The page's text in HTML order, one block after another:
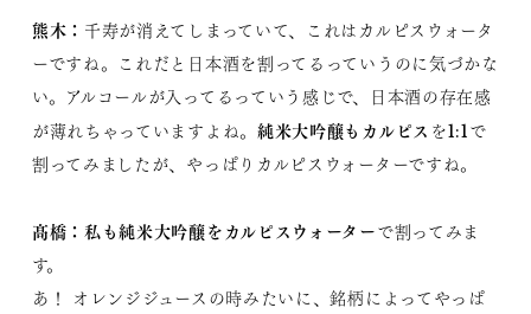
熊木： 千寿が消えてしまっていて、これはカルピスウォータ
ーですね。これだと日本酒を割ってるっていうのに気づかな
い。アルコールが入ってるっていう感じで、日本酒の存在感
が薄れちゃっていますよね。 純米大吟醸もカルピス を1:1で
割ってみましたが、やっぱりカルピスウォーターですね。
髙橋：私も純米大吟醸をカルピスウォーターで割ってみま
す。
あ！ オレンジジュースの時みたいに、銘柄によってやっぱ